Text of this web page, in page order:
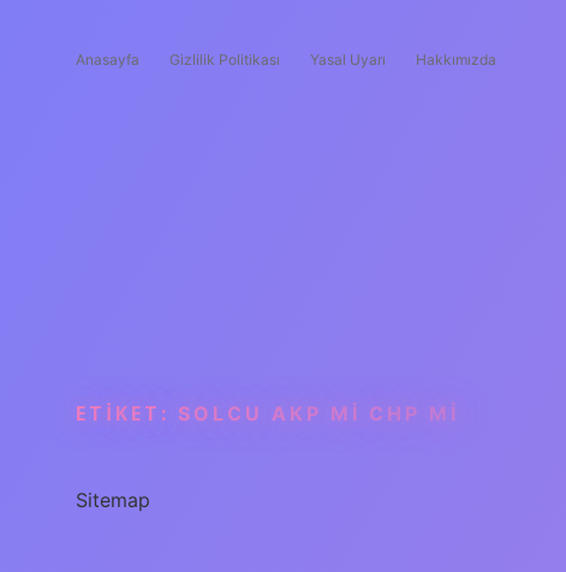
Anasayfa Gizlilik Politikası Yasal Uyarı Hakkımızda
ETIKET: SOLCU AKP MI CHP MI
Sitemap